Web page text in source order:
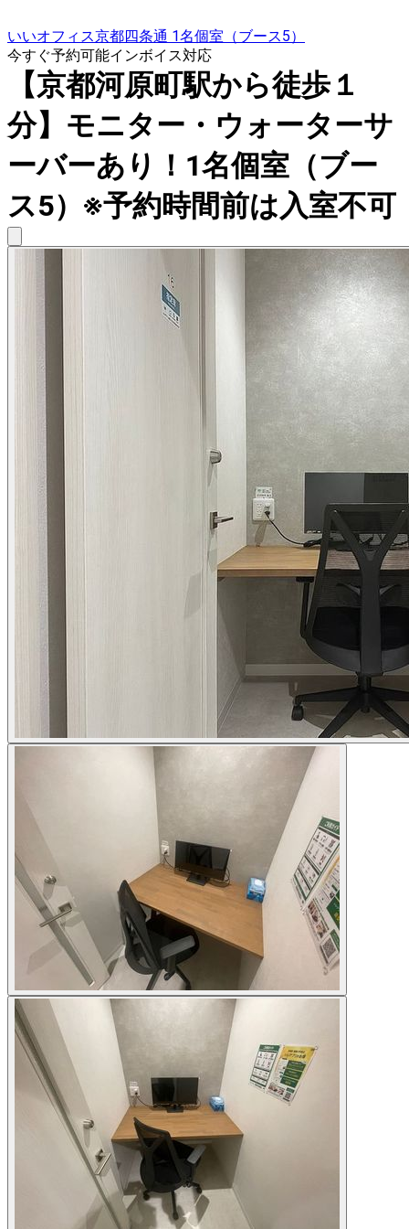
いいオフィス京都四条通 1名個室（ブース5）
今すぐ予約可能インボイス対応
【京都河原町駅から徒歩１
分】モニター・ウォーターサ
ーバーあり！1名個室（ブー
ス5）※予約時間前は入室不可